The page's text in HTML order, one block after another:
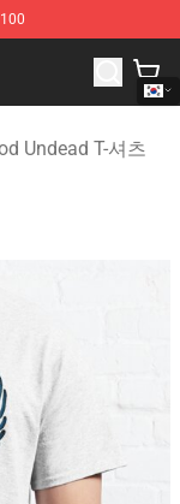
Undead
Undead T-셔츠